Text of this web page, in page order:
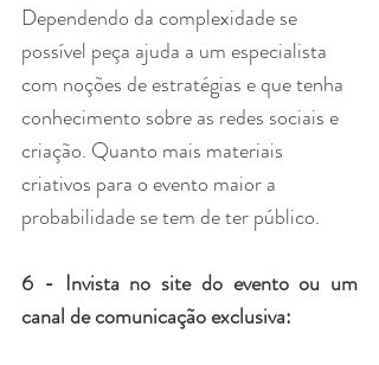
Dependendo da complexidade se
possível peça ajuda a um especialista
com noções de estratégias e que tenha
conhecimento sobre as redes sociais e
criação. Quanto mais materiais
criativos para o evento maior a
probabilidade se tem de ter público.
6 - Invista no site do evento ou um
canal de comunicação exclusiva: